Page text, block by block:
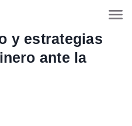
y estrategias
ante la